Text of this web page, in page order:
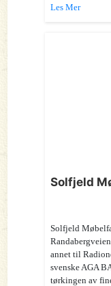
Les Mer
Solfjeld
Solfjeld
annet til
svenske AGA
tørkingen av